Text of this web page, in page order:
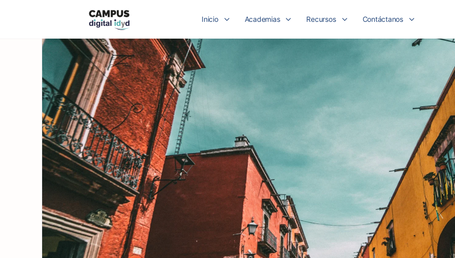
Inicio Academias Recursos Contáctanos
Comunidad de aprendizaje idyd Turismo cultural